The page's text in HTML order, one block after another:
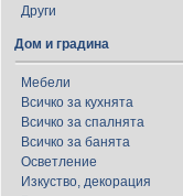
Други
Дом и градина
Мебели
Всичко за кухнята
Всичко за спалнята
Всичко за банята
Осветление
Изкуство, декорация